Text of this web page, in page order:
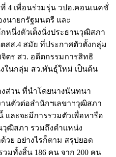
4 เพื่อนร่วมรุ่น วปอ.คอนเนคชั่
นายกรัฐมนตรี และ
หนึ่งตัวเต็งนั่งประธานวุฒิสภา
สส.4 สมัย ที่ประกาศตัวตั้งกลุ่ม
ตร สว. อดีตกรรมการสิทธิ
ในกลุ่ม สว.พันธุ์ใหม่ เป็นต้น
งส่วน ที่นำโดยนางนันทนา
นตัวต่อสำนักฯเลขาฯวุฒิสภา
และจะมีการรวมตัวเพื่อหารือ
วุฒิสภา รวมถึงตำแหน่ง
ย อย่างไรก็ตาม สรุปยอด
มทั้งสิ้น 186 คน จาก 200 คน